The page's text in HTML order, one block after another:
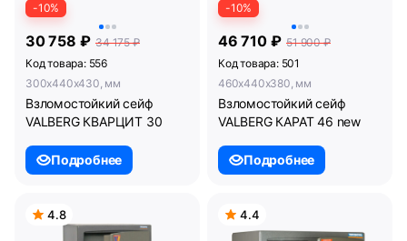
-10%
30 758 ₽ 34 175 ₽
Код товара: 556
300x440x430, мм
Взломостойкий сейф
VALBERG КВАРЦИТ 30
Подробнее
-10%
46 710 ₽ 51 900 ₽
Код товара: 501
460x440x380, мм
Взломостойкий сейф
VALBERG КАРАТ 46 new
Подробнее
4.8 4.4